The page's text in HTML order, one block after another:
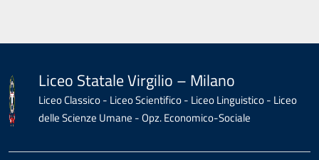
Liceo Statale Virgilio – Milano
Liceo Classico - Liceo Scientifico - Liceo Linguistico - Liceo
delle Scienze Umane - Opz. Economico-Sociale